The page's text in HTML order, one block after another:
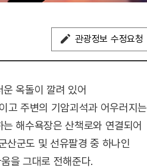
관광정보 수정요청
옥돌이 깔려 있어
고 주변의 기암괴석과 어우러지는
해수욕장은 산책로와 연결되어
산군도 및 선유팔경 중 하나인
을 그대로 전해준다.